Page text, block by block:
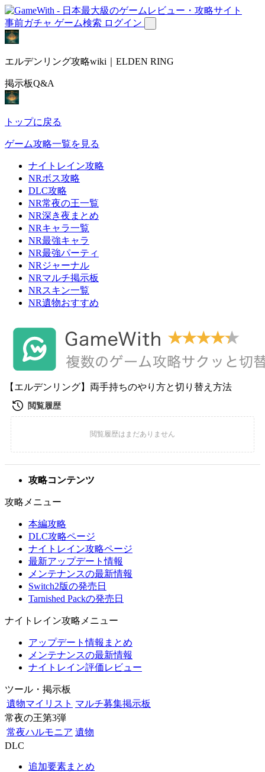
事前ガチャ ゲーム検索 ログイン
エルデンリング攻略wiki｜ELDEN RING
掲示板Q&A
トップに戻る
ゲーム攻略一覧を見る
ナイトレイン攻略
NRボス攻略
DLC攻略
NR常夜の王一覧
NR深き夜まとめ
NRキャラ一覧
NR最強キャラ
NR最強パーティ
NRジャーナル
NRマルチ掲示板
NRスキン一覧
NR遺物おすすめ
【エルデンリング】両手持ちのやり方と切り替え方法
攻略コンテンツ
攻略メニュー
本編攻略
DLC攻略ページ
ナイトレイン攻略ページ
最新アップデート情報
メンテナンスの最新情報
Switch2版の発売日
Tarnished Packの発売日
ナイトレイン攻略メニュー
アップデート情報まとめ
メンテナンスの最新情報
ナイトレイン評価レビュー
ツール・掲示板
遺物マイリスト マルチ募集掲示板
常夜の王第3弾
常夜ハルモニア 遺物
DLC
追加要素まとめ